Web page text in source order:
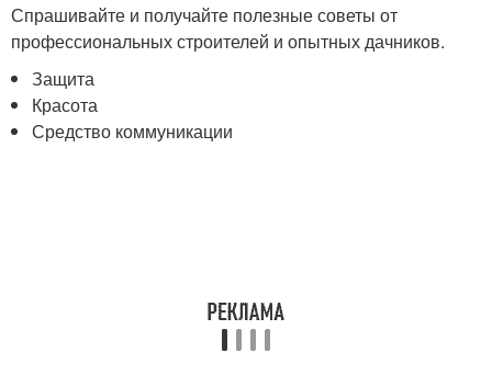
Спрашивайте и получайте полезные советы от
профессиональных строителей и опытных дачников.
Защита
Красота
Средство коммуникации